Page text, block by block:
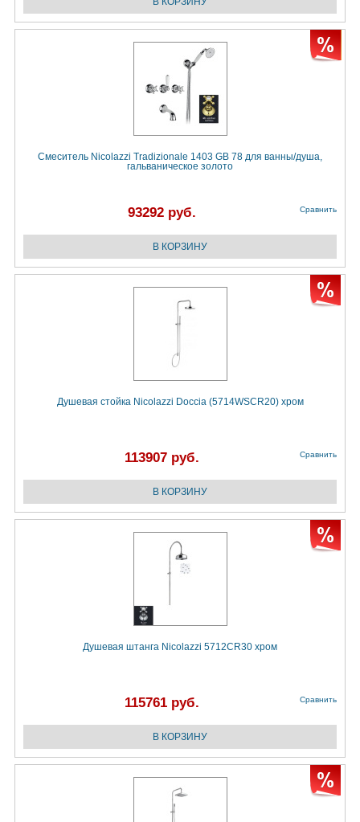
Смеситель Nicolazzi Tradizionale 1403 GB 78 для ванны/душа,
гальваническое золото
93292 руб. Сравнить
Душевая стойка Nicolazzi Doccia (5714WSCR20) хром
113907 руб. Сравнить
Душевая штанга Nicolazzi 5712CR30 хром
115761 руб. Сравнить